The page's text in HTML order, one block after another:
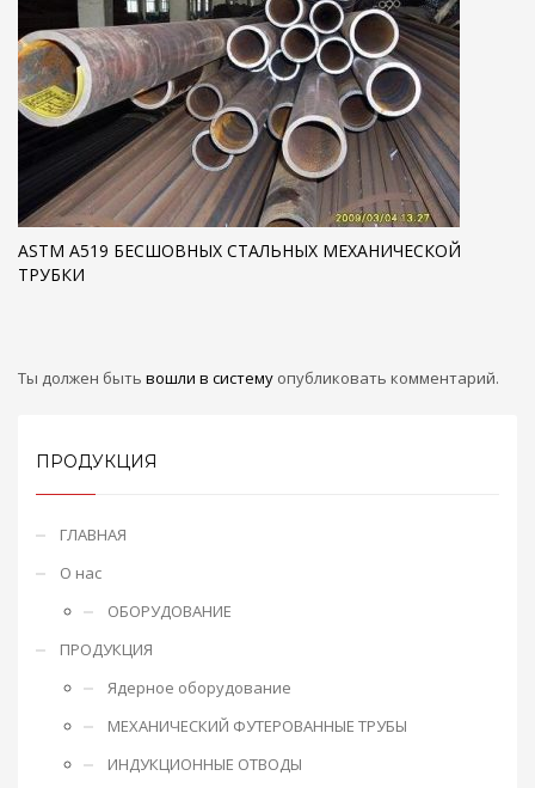
ASTM A519 БЕСШОВНЫХ СТАЛЬНЫХ МЕХАНИЧЕСКОЙ
ТРУБКИ
Ты должен быть вошли в систему опубликовать комментарий.
ПРОДУКЦИЯ
ГЛАВНАЯ
О нас
ОБОРУДОВАНИЕ
ПРОДУКЦИЯ
Ядерное оборудование
МЕХАНИЧЕСКИЙ ФУТЕРОВАННЫЕ ТРУБЫ
ИНДУКЦИОННЫЕ ОТВОДЫ